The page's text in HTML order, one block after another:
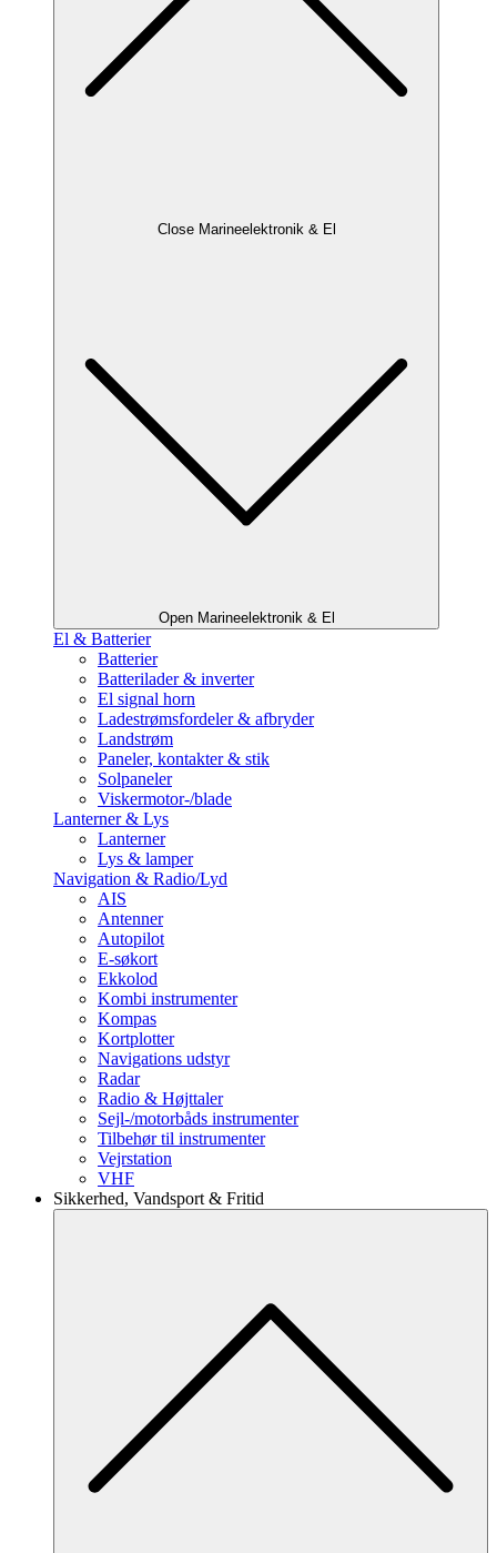
Close Marineelektronik & El
Open Marineelektronik & El
El & Batterier
Batterier
Batterilader & inverter
El signal horn
Ladestrømsfordeler & afbryder
Landstrøm
Paneler, kontakter & stik
Solpaneler
Viskermotor-/blade
Lanterner & Lys
Lanterner
Lys & lamper
Navigation & Radio/Lyd
AIS
Antenner
Autopilot
E-søkort
Ekkolod
Kombi instrumenter
Kompas
Kortplotter
Navigations udstyr
Radar
Radio & Højttaler
Sejl-/motorbåds instrumenter
Tilbehør til instrumenter
Vejrstation
VHF
Sikkerhed, Vandsport & Fritid